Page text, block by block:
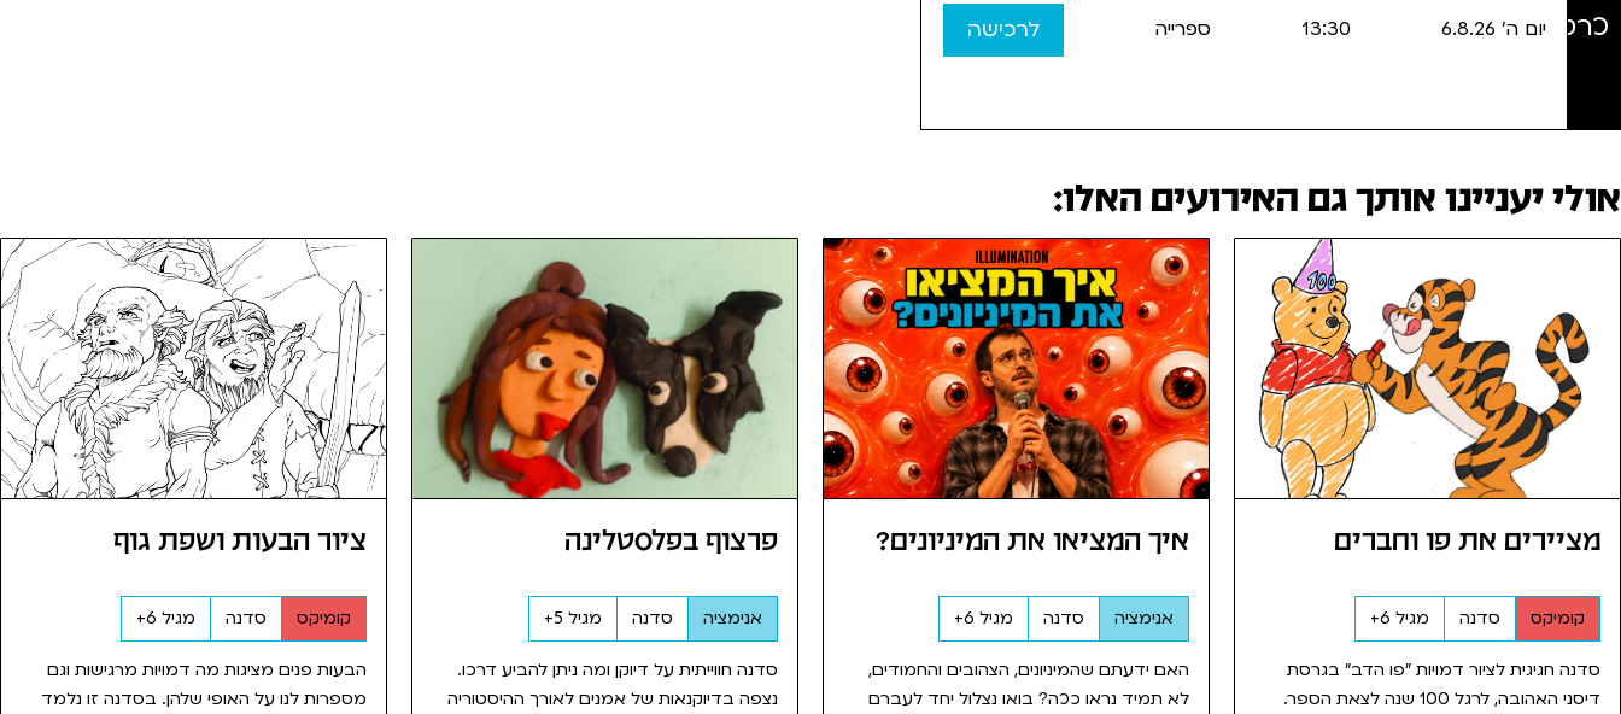
כרטיסים
יום ה' 6.8.26 13:30 ספרייה לרכישה
אולי יעניינו אותך גם האירועים האלו:
מציירים את פו וחברים
קומיקס סדנה מגיל 6+
סדנה חגיגית לציור דמויות "פו הדב" בגרסת
דיסני האהובה, לרגל 100 שנה לצאת הספר.
איך המציאו את המיניונים?
אנימציה סדנה מגיל 6+
האם ידעתם שהמיניונים, הצהובים והחמודים,
לא תמיד נראו ככה? בואו נצלול יחד לעברם
פרצוף בפלסטלינה
אנימציה סדנה מגיל 5+
סדנה חווייתית על דיוקן ומה ניתן להביע דרכו.
נצפה בדיוקנאות של אמנים לאורך ההיסטוריה
ציור הבעות ושפת גוף
קומיקס סדנה מגיל 6+
הבעות פנים מציגות מה דמויות מרגישות וגם
מספרות לנו על האופי שלהן. בסדנה זו נלמד